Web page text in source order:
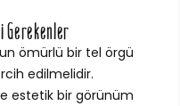
Gerekenler
ömürlü bir tel örgü
edilmelidir.
estetik bir görünüm